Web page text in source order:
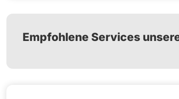
Empfohlene Services